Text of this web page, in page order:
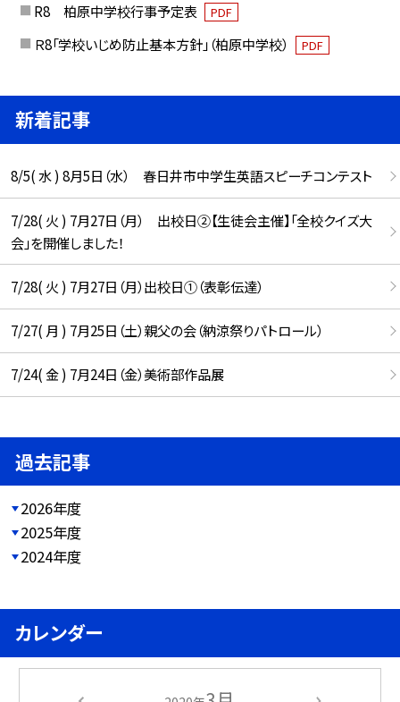
R8 柏原中学校行事予定表
PDF
Ｒ8「学校いじめ防止基本方針」（柏原中学校） PDF
新着記事
8/5( 水 ) 8月5日（水） 春日井市中学生英語スピーチコンテスト
7/28( 火 ) 7月27日（月） 出校日②【生徒会主催】「全校クイズ大
会」を開催しました！
7/28( 火 ) 7月27日（月）出校日①（表彰伝達）
7/27( 月 ) 7月25日（土）親父の会（納涼祭りパトロール）
7/24( 金 ) 7月24日（金）美術部作品展
過去記事
2026年度
2025年度
2024年度
カレンダー